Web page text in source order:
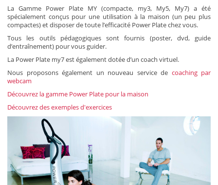
La Gamme Power Plate MY (compacte, my3, My5, My7) a été
spécialement conçus pour une utilisation à la maison (un peu plus
compactes) et disposer de toute l’efficacité Power Plate chez vous.
Tous les outils pédagogiques sont fournis (poster, dvd, guide
d’entraînement) pour vous guider.
La Power Plate my7 est également dotée d’un coach virtuel.
Nous proposons également un nouveau service de coaching par
webcam
Découvrez la gamme Power Plate pour la maison
Découvrez des exemples d'exercices